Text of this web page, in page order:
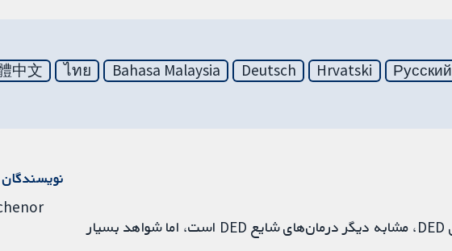
Русский
Hrvatski
Deutsch
Bahasa Malaysia
ไทย
中文
• اثربخشی LipiFlow با توجه به علائم و نشانه‌های DED، مشابه دیگر درمان‌های شایع DED است، اما شواهد بسیار
نویسندگان